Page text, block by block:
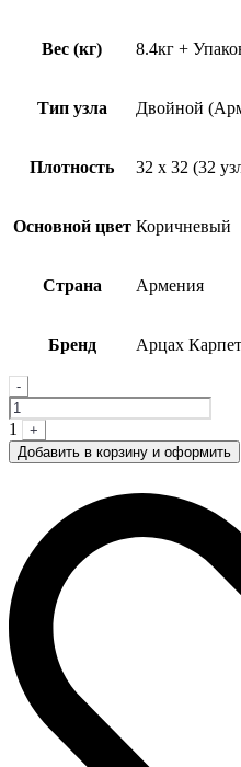
Вес (кг) 8.4кг +
Тип узла Двойной
Плотность 32 х 32 (32
Основной цвет Коричневый
Страна Армения
Бренд Арцах Карпет
Quantity
-
1
+
Добавить в корзину и оформить